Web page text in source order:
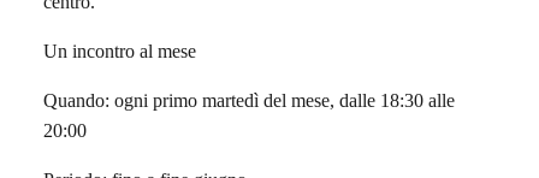
Un incontro al mese
Quando: ogni primo martedì del mese, dalle 18:30 alle
20:00